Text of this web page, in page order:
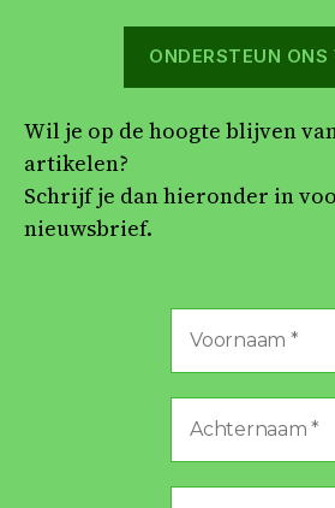
ONDERSTEUN ONS
Wil je op de hoogte blijven
artikelen?
Schrijf je dan hieronder in
nieuwsbrief.